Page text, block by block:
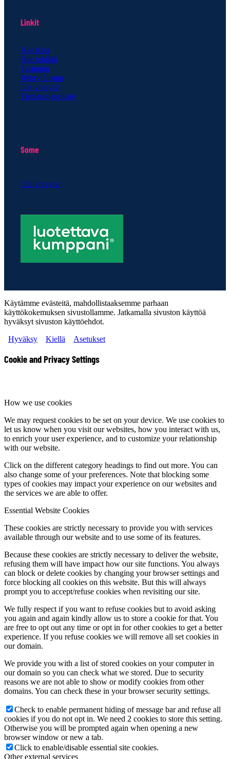
Linkit
Hae töitä
Hae tekijää
Tarinoita
Rekry Group
Ota yhteyttä
Tietosuojaseloste
Some
Ota yhteyttä
Käytämme evästeitä, mahdollistaaksemme parhaan
käyttökokemuksen sivustollamme. Jatkamalla sivuston käyttöä
hyväksyt sivuston käyttöehdot.
Hyväksy
Kiellä Asetukset
Cookie and Privacy Settings
How we use cookies
We may request cookies to be set on your device. We use cookies to
let us know when you visit our websites, how you interact with us,
to enrich your user experience, and to customize your relationship
with our website.
Click on the different category headings to find out more. You can
also change some of your preferences. Note that blocking some
types of cookies may impact your experience on our websites and
the services we are able to offer.
Essential Website Cookies
These cookies are strictly necessary to provide you with services
available through our website and to use some of its features.
Because these cookies are strictly necessary to deliver the website,
refusing them will have impact how our site functions. You always
can block or delete cookies by changing your browser settings and
force blocking all cookies on this website. But this will always
prompt you to accept/refuse cookies when revisiting our site.
We fully respect if you want to refuse cookies but to avoid asking
you again and again kindly allow us to store a cookie for that. You
are free to opt out any time or opt in for other cookies to get a better
experience. If you refuse cookies we will remove all set cookies in
our domain.
We provide you with a list of stored cookies on your computer in
our domain so you can check what we stored. Due to security
reasons we are not able to show or modify cookies from other
domains. You can check these in your browser security settings.
Check to enable permanent hiding of message bar and refuse all
cookies if you do not opt in. We need 2 cookies to store this setting.
Otherwise you will be prompted again when opening a new
browser window or new a tab.
Click to enable/disable essential site cookies.
Other external services